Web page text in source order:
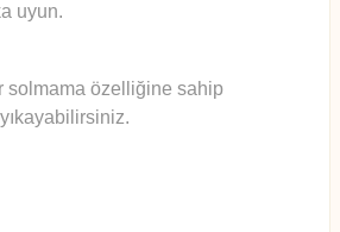
uyun.
solmama özelliğine sahip